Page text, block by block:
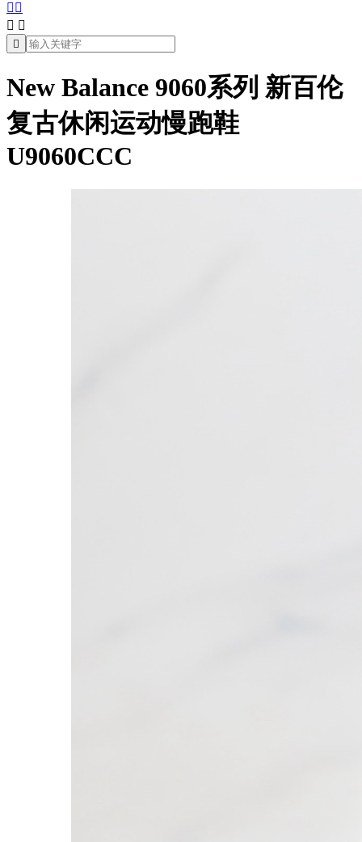
 
 

New Balance 9060系列 新百伦
复古休闲运动慢跑鞋
U9060CCC